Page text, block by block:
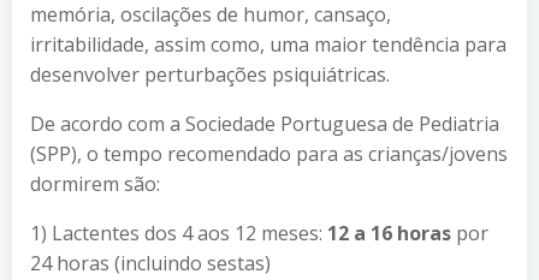
memória, oscilações de humor, cansaço,
irritabilidade, assim como, uma maior tendência para
desenvolver perturbações psiquiátricas.
De acordo com a Sociedade Portuguesa de Pediatria
(SPP), o tempo recomendado para as crianças/jovens
dormirem são:
1) Lactentes dos 4 aos 12 meses: 12 a 16 horas por
24 horas (incluindo sestas)